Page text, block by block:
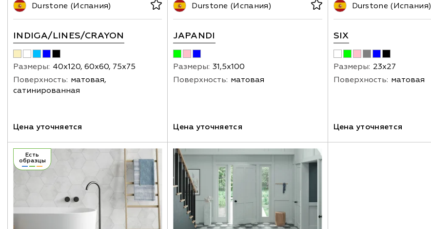
Durstone (Испания)
INDIGA/LINES/CRAYON
Размеры: 40х120, 60х60, 75х75
Поверхность: матовая,
сатинированная
Цена уточняется
Durstone (Испания)
JAPANDI
Размеры: 31,5х100
Поверхность: матовая
Цена уточняется
Durstone (Испания)
SIX
Размеры: 23х27
Поверхность: матовая
Цена уточняется
Есть
образцы